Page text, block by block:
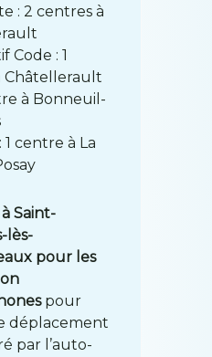
: 2 centres à
Code : 1
Châtellerault
à Bonneuil-
1 centre à La
Saint-
lès-
pour les
pour
déplacement
par l’auto-